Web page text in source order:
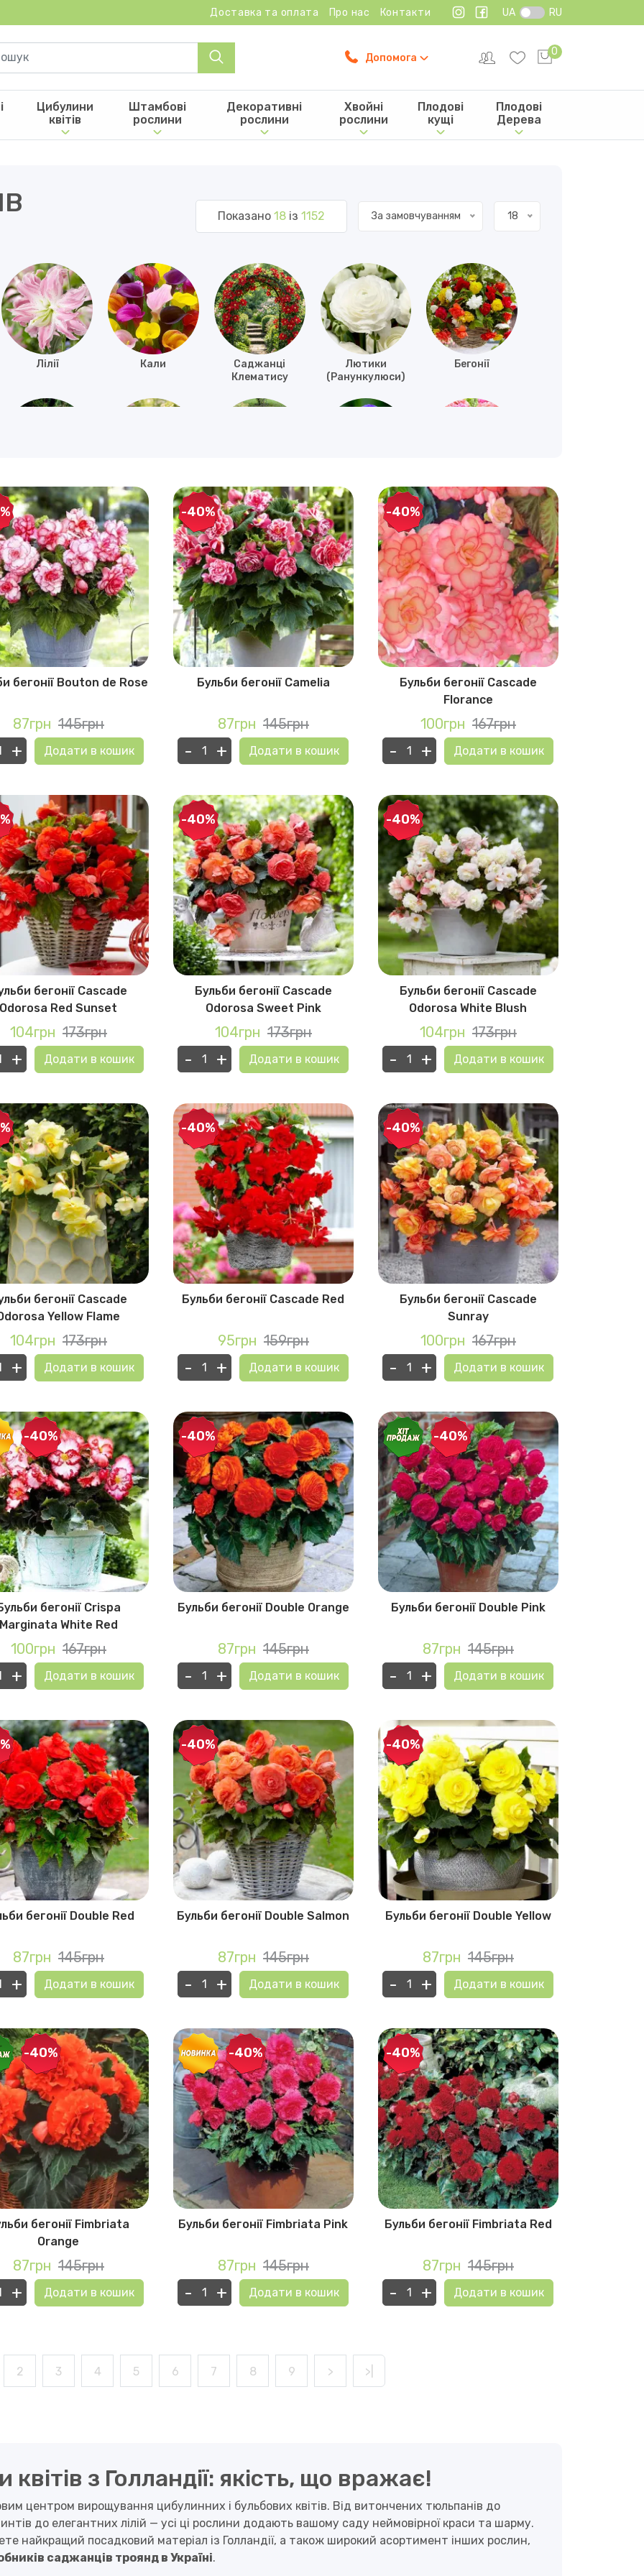
Доставка та оплата Про нас Контакти UA RU
Допомога
0
Цибулини
квітів
Штамбові
рослини
Декоративні
рослини
Хвойні
рослини
Плодові
кущі
Плодові
Дерева
Показано 18 із 1152 За замовчуванням 18
Лілії Кали
Саджанці
Клематису
Лютики
(Ранункулюси)
Бегонії
Тигридія Фрезія Флокси Анемони Тюльпани
Голландські
іриси
Підсніжник Крокуси Фрітіларія Мускарі
Глоксинії
Оксаліс
(Кислиця)
бегонії Bouton de Rose
87грн 145грн
+ Додати в кошик
-40%
Бульби бегонії Camelia
87грн 145грн
- + Додати в кошик
-40%
Бульби бегонії Cascade
Florance
100грн 167грн
- + Додати в кошик
бегонії Cascade
Odorosa Red Sunset
104грн 173грн
+ Додати в кошик
-40%
Бульби бегонії Cascade
Odorosa Sweet Pink
104грн 173грн
- + Додати в кошик
-40%
Бульби бегонії Cascade
Odorosa White Blush
104грн 173грн
- + Додати в кошик
бегонії Cascade
Yellow Flame
104грн 173грн
+ Додати в кошик
-40%
Бульби бегонії Cascade Red
95грн 159грн
- + Додати в кошик
-40%
Бульби бегонії Cascade
Sunray
100грн 167грн
- + Додати в кошик
-40%
бегонії Crispa
White Red
100грн 167грн
+ Додати в кошик
-40%
Бульби бегонії Double Orange
87грн 145грн
- + Додати в кошик
-40%
Бульби бегонії Double Pink
87грн 145грн
- + Додати в кошик
бегонії Double Red
87грн 145грн
+ Додати в кошик
-40%
Бульби бегонії Double Salmon
87грн 145грн
- + Додати в кошик
-40%
Бульби бегонії Double Yellow
87грн 145грн
- + Додати в кошик
-40%
бегонії Fimbriata
Orange
87грн 145грн
+ Додати в кошик
-40%
Бульби бегонії Fimbriata Pink
87грн 145грн
- + Додати в кошик
-40%
Бульби бегонії Fimbriata Red
87грн 145грн
- + Додати в кошик
2 3 4 5 6 7 8 9 > >|
з Голландії: якість, що вражає!
центром вирощування цибулинних і бульбових квітів. Від витончених тюльпанів до
до елегантних лілій — усі ці рослини додають вашому саду неймовірної краси та шарму.
найкращий посадковий матеріал із Голландії, а також широкий асортимент інших рослин,
саджанців троянд в Україні.